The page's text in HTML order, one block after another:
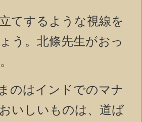
てするような視線を
う。北條先生がおっ
のはインドでのマナ
いしいものは、道ば